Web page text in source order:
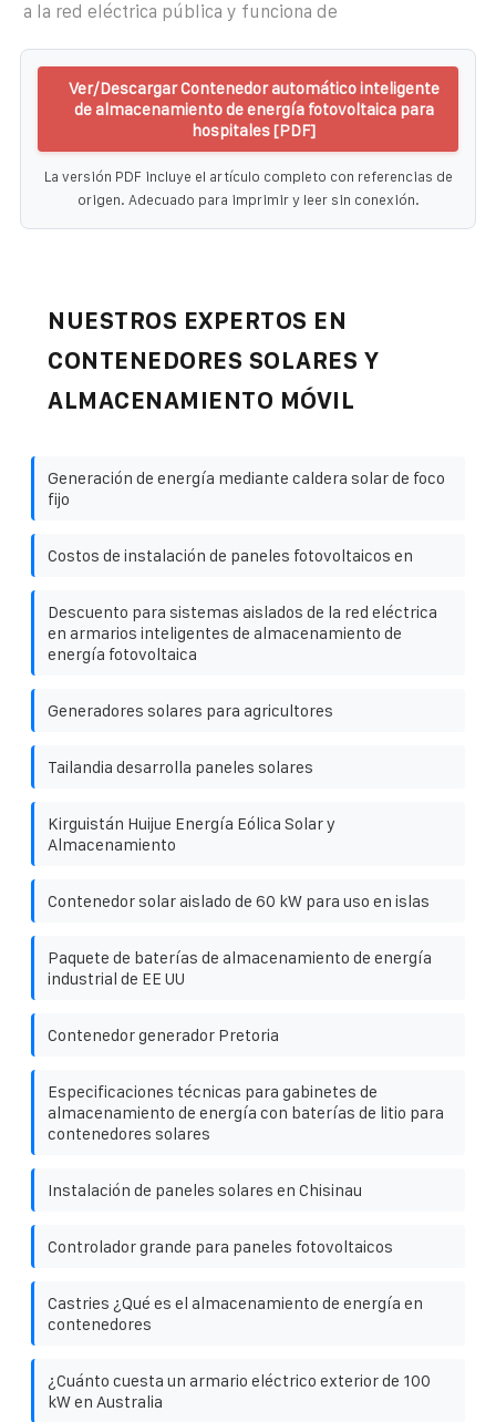
a la red eléctrica pública y funciona de
Ver/Descargar Contenedor automático inteligente
de almacenamiento de energía fotovoltaica para
hospitales [PDF]
La versión PDF incluye el artículo completo con referencias de
origen. Adecuado para imprimir y leer sin conexión.
NUESTROS EXPERTOS EN
CONTENEDORES SOLARES Y
ALMACENAMIENTO MÓVIL
Generación de energía mediante caldera solar de foco
fijo
Costos de instalación de paneles fotovoltaicos en
Descuento para sistemas aislados de la red eléctrica
en armarios inteligentes de almacenamiento de
energía fotovoltaica
Generadores solares para agricultores
Tailandia desarrolla paneles solares
Kirguistán Huijue Energía Eólica Solar y
Almacenamiento
Contenedor solar aislado de 60 kW para uso en islas
Paquete de baterías de almacenamiento de energía
industrial de EE UU
Contenedor generador Pretoria
Especificaciones técnicas para gabinetes de
almacenamiento de energía con baterías de litio para
contenedores solares
Instalación de paneles solares en Chisinau
Controlador grande para paneles fotovoltaicos
Castries ¿Qué es el almacenamiento de energía en
contenedores
¿Cuánto cuesta un armario eléctrico exterior de 100
kW en Australia